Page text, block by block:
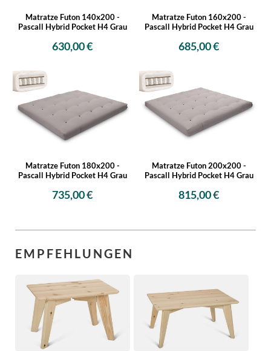
Matratze Futon 140x200 -
Pascall Hybrid Pocket H4 Grau
630,00 €
Matratze Futon 160x200 -
Pascall Hybrid Pocket H4 Grau
685,00 €
Matratze Futon 180x200 -
Pascall Hybrid Pocket H4 Grau
735,00 €
Matratze Futon 200x200 -
Pascall Hybrid Pocket H4 Grau
815,00 €
EMPFEHLUNGEN